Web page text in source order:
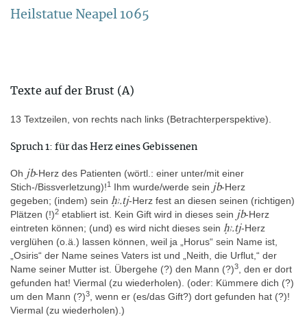
Alternative Namen
Europa » Italien » (Städte D-P) » Neapel » Museo Archeologico
Inv. 1065
Digitaler Katalog
https://mann-napoli.it/
Erwerbsgeschichte
Der Torso wird zuerst beschrieben als Teil der Sammlung des
Kardinals Stefano Borgia (1731-1804) in dem von ihm
gegründeten Museo Borgiano in Velletri. Es ist unter der Nr. 401
im unpublizierten Katalog vom Oktober 1784 verzeichnet (Katalog
mit 628 Objekten: Mainieri 2017, 271; Mainieri 2021), den Georg
Heilstatue Neapel 1065
Texte auf der Brust (A)
13 Textzeilen, von rechts nach links (Betrachterperspektive).
Spruch 1: für das Herz eines Gebissenen
Oh jb-Herz des Patienten (wörtl.: einer unter/mit einer
Stich-/Bissverletzung)!1 Ihm wurde/werde sein jb-Herz
gegeben; (indem) sein ḥꜣ.tj-Herz fest an diesen seinen (richtigen)
Plätzen (!)2 etabliert ist. Kein Gift wird in dieses sein jb-Herz
eintreten können; (und) es wird nicht dieses sein ḥꜣ.tj-Herz
verglühen (o.ä.) lassen können, weil ja „Horus“ sein Name ist,
„Osiris“ der Name seines Vaters ist und „Neith, die Urflut,“ der
Name seiner Mutter ist. Übergehe (?) den Mann (?)3
, den er dort
gefunden hat! Viermal (zu wiederholen). (oder: Kümmere dich (?)
um den Mann (?)3
, wenn er (es/das Gift?) dort gefunden hat (?)!
Viermal (zu wiederholen).)